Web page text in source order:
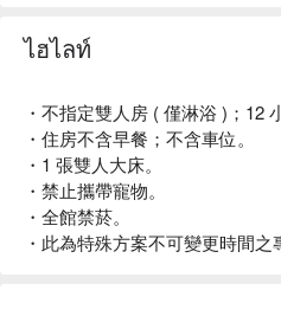
ไฮไลท์
・不指定雙人房 ( 僅淋浴 )；12
・住房不含早餐；不含車位。
・1 張雙人大床。
・禁止攜帶寵物。
・全館禁菸。
・此為特殊方案不可變更時間之